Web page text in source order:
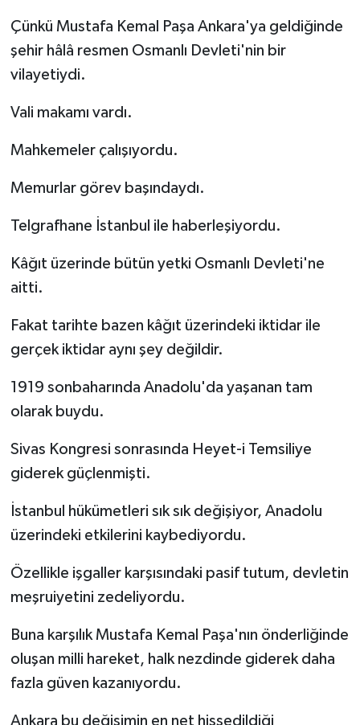
Çünkü Mustafa Kemal Paşa Ankara'ya geldiğinde
şehir hâlâ resmen Osmanlı Devleti'nin bir
vilayetiydi.
Vali makamı vardı.
Mahkemeler çalışıyordu.
Memurlar görev başındaydı.
Telgrafhane İstanbul ile haberleşiyordu.
Kâğıt üzerinde bütün yetki Osmanlı Devleti'ne
aitti.
Fakat tarihte bazen kâğıt üzerindeki iktidar ile
gerçek iktidar aynı şey değildir.
1919 sonbaharında Anadolu'da yaşanan tam
olarak buydu.
Sivas Kongresi sonrasında Heyet-i Temsiliye
giderek güçlenmişti.
İstanbul hükümetleri sık sık değişiyor, Anadolu
üzerindeki etkilerini kaybediyordu.
Özellikle işgaller karşısındaki pasif tutum, devletin
meşruiyetini zedeliyordu.
Buna karşılık Mustafa Kemal Paşa'nın önderliğinde
oluşan milli hareket, halk nezdinde giderek daha
fazla güven kazanıyordu.
Ankara bu değişimin en net hissedildiği